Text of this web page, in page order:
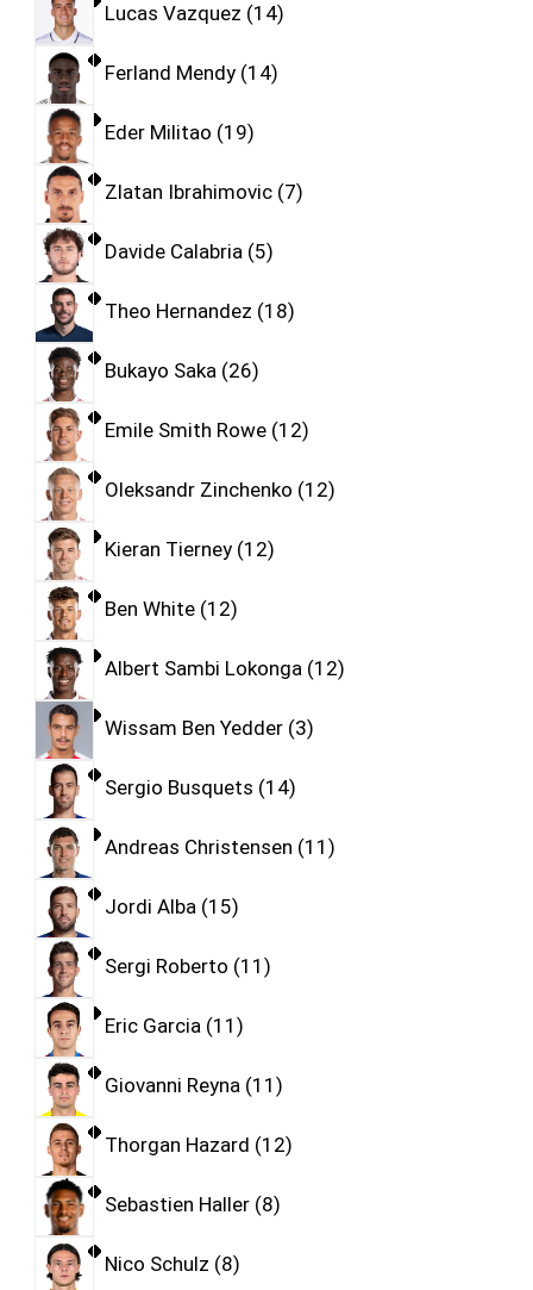
Lucas Vazquez 14
Ferland Mendy 14
Eder Militao 19
Zlatan Ibrahimovic 7
Davide Calabria 5
Theo Hernandez 18
Bukayo Saka 26
Emile Smith Rowe 12
Oleksandr Zinchenko 12
Kieran Tierney 12
Ben White 12
Albert Sambi Lokonga 12
Wissam Ben Yedder 3
Sergio Busquets 14
Andreas Christensen 11
Jordi Alba 15
Sergi Roberto 11
Eric Garcia 11
Giovanni Reyna 11
Thorgan Hazard 12
Sebastien Haller 8
Nico Schulz 8